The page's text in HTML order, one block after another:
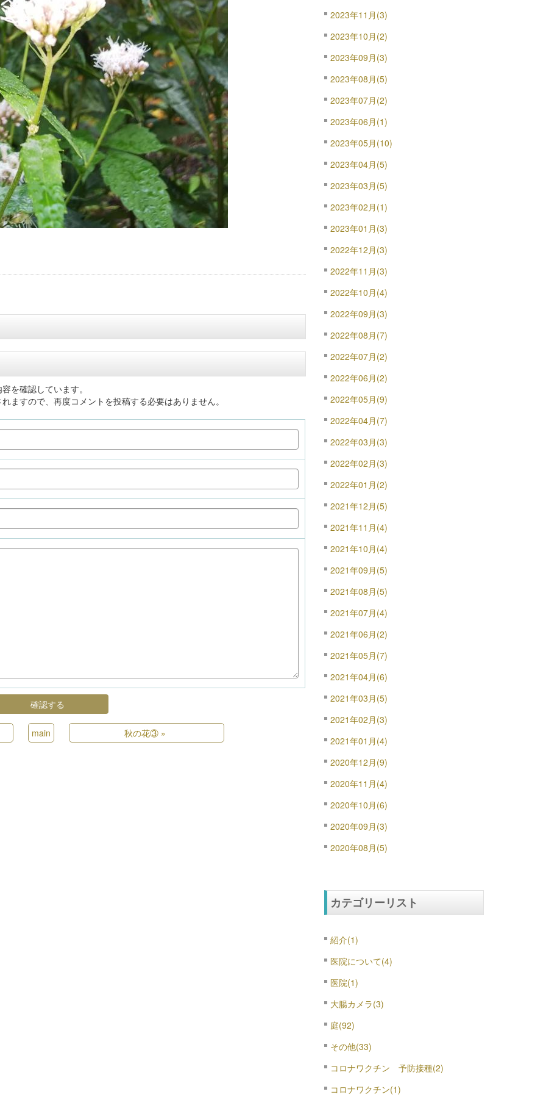
を確認しています。
ますので、再度コメントを投稿する必要はありません。
main 秋の花③»
2023年11月(3)
2023年10月(2)
2023年09月(3)
2023年08月(5)
2023年07月(2)
2023年06月(1)
2023年05月(10)
2023年04月(5)
2023年03月(5)
2023年02月(1)
2023年01月(3)
2022年12月(3)
2022年11月(3)
2022年10月(4)
2022年09月(3)
2022年08月(7)
2022年07月(2)
2022年06月(2)
2022年05月(9)
2022年04月(7)
2022年03月(3)
2022年02月(3)
2022年01月(2)
2021年12月(5)
2021年11月(4)
2021年10月(4)
2021年09月(5)
2021年08月(5)
2021年07月(4)
2021年06月(2)
2021年05月(7)
2021年04月(6)
2021年03月(5)
2021年02月(3)
2021年01月(4)
2020年12月(9)
2020年11月(4)
2020年10月(6)
2020年09月(3)
2020年08月(5)
カテゴリーリスト
紹介(1)
医院について(4)
医院(1)
大腸カメラ(3)
庭(92)
その他(33)
コロナワクチン 予防接種(2)
コロナワクチン(1)